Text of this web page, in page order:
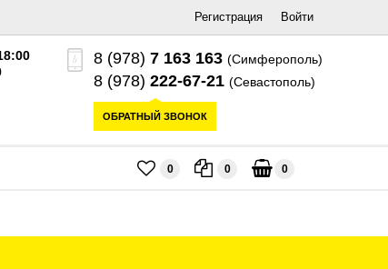
Регистрация Войти
8 (978) 7 163 163 (Симферополь)
8 (978) 222-67-21 (Севастополь)
ОБРАТНЫЙ ЗВОНОК
0 0 0